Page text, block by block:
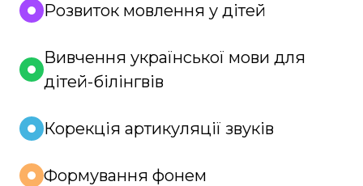
Розвиток мовлення у дітей
Вивчення української мови для
дітей-білінгвів
Корекція артикуляції звуків
Формування фонем